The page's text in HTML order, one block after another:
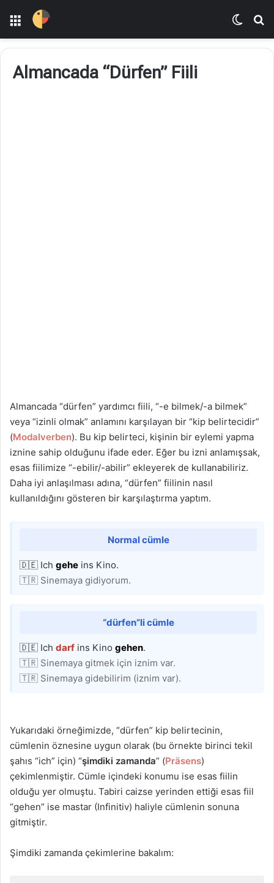
Menü Dış
Almancada “Dürfen” Fiili
Almancada “dürfen” yardımcı fiili, “-e bilmek/-a bilmek”
veya “izinli olmak” anlamını karşılayan bir “kip belirtecidir”
(Modalverben). Bu kip belirteci, kişinin bir eylemi yapma
iznine sahip olduğunu ifade eder. Eğer bu izni anlamışsak,
esas fiilimize “-ebilir/-abilir” ekleyerek de kullanabiliriz.
Daha iyi anlaşılması adına, “dürfen” fiilinin nasıl
kullanıldığını gösteren bir karşılaştırma yaptım.
Normal cümle
🇩🇪 Ich gehe ins Kino.
🇹🇷 Sinemaya gidiyorum.
“dürfen”li cümle
🇩🇪 Ich darf ins Kino gehen.
🇹🇷 Sinemaya gitmek için iznim var.
🇹🇷 Sinemaya gidebilirim (iznim var).
Yukarıdaki örneğimizde, “dürfen” kip belirtecinin,
cümlenin öznesine uygun olarak (bu örnekte birinci tekil
şahıs “ich” için) “şimdiki zamanda” (Präsens)
çekimlenmiştir. Cümle içindeki konumu ise esas fiilin
olduğu yer olmuştu. Tabiri caizse yerinden ettiği esas fiil
“gehen” ise mastar (Infinitiv) haliyle cümlenin sonuna
gitmiştir.
Şimdiki zamanda çekimlerine bakalım: